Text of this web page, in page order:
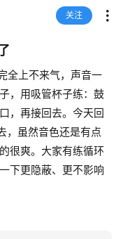
关注
全上不来气，声音一
，用吸管杯子练：鼓
，再接回去。今天回
，虽然音色还是有点
很爽。大家有练循环
下更隐蔽、更不影响